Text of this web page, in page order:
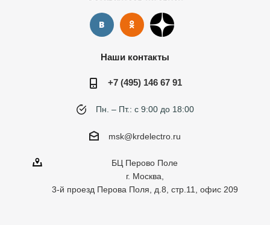
Наши контакты
+7 (495) 146 67 91
Пн. – Пт.: с 9:00 до 18:00
msk@krdelectro.ru
БЦ Перово Поле
г. Москва,
3-й проезд Перова Поля, д.8, стр.11, офис 209